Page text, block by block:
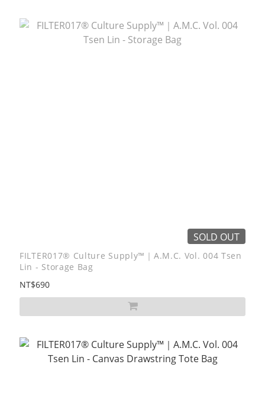
SOLD OUT
FILTER017® Culture Supply™｜A.M.C. Vol. 004 Tsen
Lin - Storage Bag
NT$690